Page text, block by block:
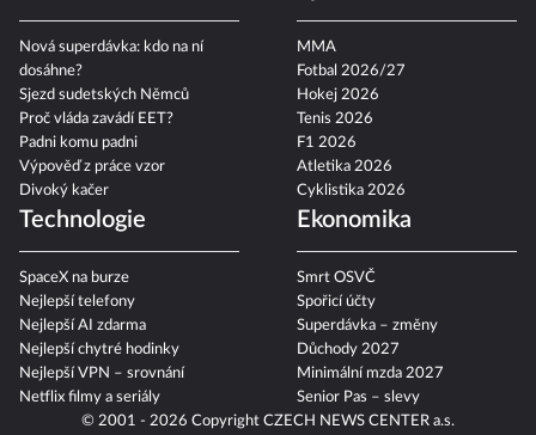
© 2001 - 2026 Copyright CZECH NEWS CENTER a.s.
Nová superdávka: kdo na ní
dosáhne?
Sjezd sudetských Němců
Proč vláda zavádí EET?
Padni komu padni
Výpověď z práce vzor
Divoký kačer
MMA
Fotbal 2026/27
Hokej 2026
Tenis 2026
F1 2026
Atletika 2026
Cyklistika 2026
Technologie
SpaceX na burze
Nejlepší telefony
Nejlepší AI zdarma
Nejlepší chytré hodinky
Nejlepší VPN – srovnání
Netflix filmy a seriály
Ekonomika
Smrt OSVČ
Spořicí účty
Superdávka – změny
Důchody 2027
Minimální mzda 2027
Senior Pas – slevy